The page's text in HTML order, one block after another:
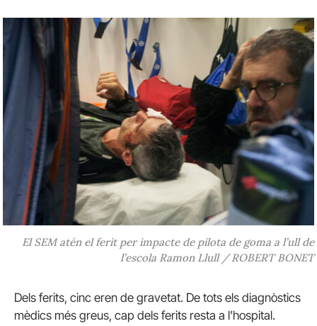
El SEM atén el ferit per impacte de pilota de goma a l’ull de
l’escola Ramon Llull / ROBERT BONET
Dels ferits, cinc eren de gravetat. De tots els diagnòstics
mèdics més greus, cap dels ferits resta a l’hospital.